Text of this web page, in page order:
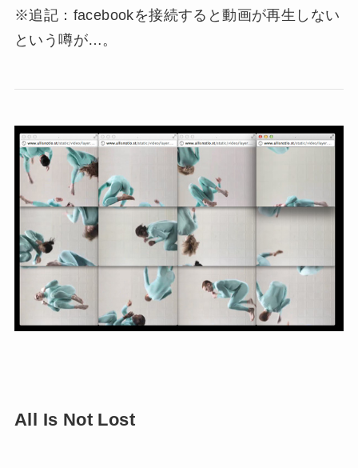
※追記：facebookを接続すると動画が再生しない
という噂が…。
All Is Not Lost